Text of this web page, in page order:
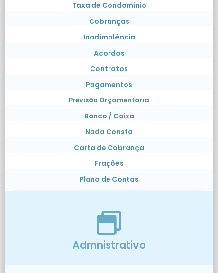
Taxa de Condomínio
Cobranças
Inadimplência
Acordos
Contratos
Pagamentos
Previsão Orçamentária
Banco / Caixa
Nada Consta
Carta de Cobrança
Frações
Plano de Contas
Admnistrativo